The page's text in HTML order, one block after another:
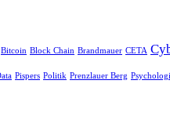
Bitcoin Block Chain Brandmauer CETA
Pispers Politik Prenzlauer Berg